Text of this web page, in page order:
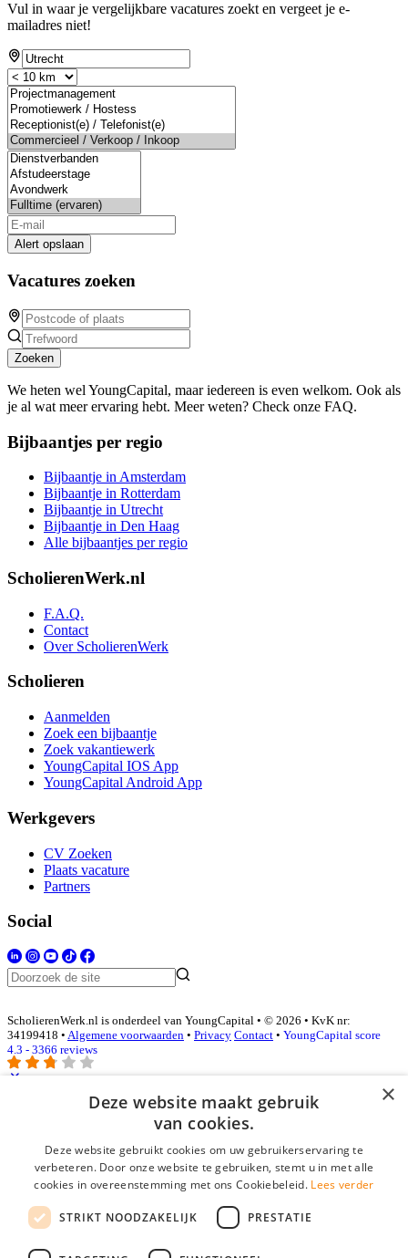
Vul in waar je vergelijkbare vacatures zoekt en vergeet je e-
mailadres niet!
Alert opslaan
Vacatures zoeken
Zoeken
We heten wel YoungCapital, maar iedereen is even welkom. Ook als
je al wat meer ervaring hebt. Meer weten? Check onze FAQ.
Bijbaantjes per regio
Bijbaantje in Amsterdam
Bijbaantje in Rotterdam
Bijbaantje in Utrecht
Bijbaantje in Den Haag
Alle bijbaantjes per regio
ScholierenWerk.nl
F.A.Q.
Contact
Over ScholierenWerk
Scholieren
Aanmelden
Zoek een bijbaantje
Zoek vakantiewerk
YoungCapital IOS App
YoungCapital Android App
Werkgevers
CV Zoeken
Plaats vacature
Partners
Social
ScholierenWerk.nl is onderdeel van YoungCapital • © 2026 • KvK nr:
34199418 • Algemene voorwaarden • Privacy Contact • YoungCapital score
4.3 - 3366 reviews
Inloggen als bedrijf
E-mail*
Wachtwoord
login gegevens onthouden
×
Deze website maakt gebruik
van cookies.
Deze website gebruikt cookies om uw gebruikerservaring te
verbeteren. Door onze website te gebruiken, stemt u in met alle
cookies in overeenstemming met ons Cookiebeleid. Lees verder
STRIKT NOODZAKELIJK PRESTATIE